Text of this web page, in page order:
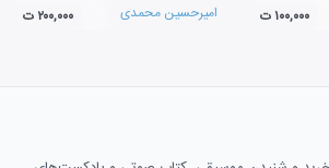
۱۰۰,۰۰۰ ت امیرحسین محمدی ۲۰۰,۰۰۰ ت